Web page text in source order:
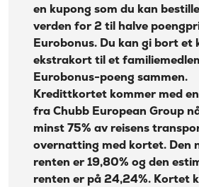
Hva vi mener om SAS Amex
SAS Amex Premium prisliste
Om American Express
Kundeservice SAS Amex
Express
en kupong som du kan
verden for 2 til halve
Eurobonus. Du kan gi bort
ekstrakort til et
Eurobonus-poeng sammen.
Kredittkortet kommer med
fra Chubb European Group
minst 75% av reisens
overnatting med kortet. Den
renten er 19,80% og den
renten er på 24,24%. Kortet